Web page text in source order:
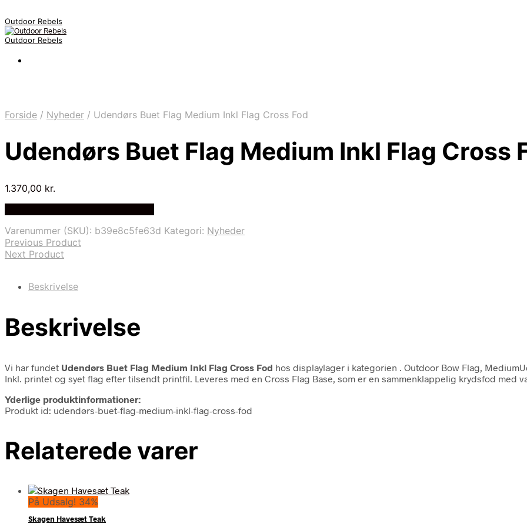
Outdoor Rebels
Outdoor Rebels
Forside / Nyheder / Udendørs Buet Flag Medium Inkl Flag Cross Fod
Udendørs Buet Flag Medium Inkl Flag Cross
1.370,00 kr.
Varenummer (SKU): b39e8c5fe63d Kategori: Nyheder
Previous Product
Next Product
Beskrivelse
Beskrivelse
Vi har fundet Udendørs Buet Flag Medium Inkl Flag Cross Fod hos displaylager i kategorien
. Outdoor Bow Flag,
Inkl. printet og syet flag efter tilsendt printfil. Leveres med en Cross Flag Base, som er en sammenklappelig krydsfod med
Yderlige produktinformationer:
Produkt id: udendørs-buet-flag-medium-inkl-flag-cross-fod
Relaterede varer
På Udsalg! 34%
Skagen Havesæt Teak